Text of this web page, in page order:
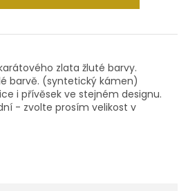
zlata žluté barvy.
barvě. (syntetický kámen)
i přívěsek ve stejném designu.
- zvolte prosím velikost v